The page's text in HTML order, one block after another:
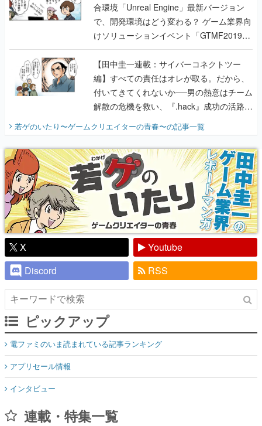
合環境「Unreal Engine」最新バージョン
で、開発環境はどう変わる？ ゲーム業界向
けソリューションイベント「GTMF2019」
に行って、より理解を深めよう【PR】
【田中圭一連載：サイバーコネクトツー
編】すべての責任はオレが取る。だから、
付いてきてくれないか──男の熱意はチーム
解散の危機を救い、『.hack』成功の活路を
『少年ジャンプ』色だった【若ゲのいた
り】
若ゲのいたり〜ゲームクリエイターの青春〜の記事一覧
X
Youtube
Discord
RSS
ピックアップ
電ファミのいま読まれている記事ランキング
アプリセール情報
インタビュー
連載・特集一覧